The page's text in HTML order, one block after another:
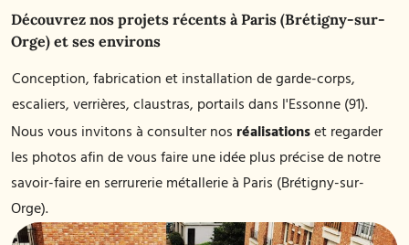
Découvrez nos projets récents à Paris (Brétigny-sur-
Orge) et ses environs
Conception, fabrication et installation de garde-corps,
escaliers, verrières, claustras, portails dans l'Essonne (91)
Nous vous invitons à consulter nos réalisationset regarder
les photos afin de vous faire une idée plus précise de notre
savoir-faire en serrurerie métallerie à Paris (Brétigny-sur-
Orge).